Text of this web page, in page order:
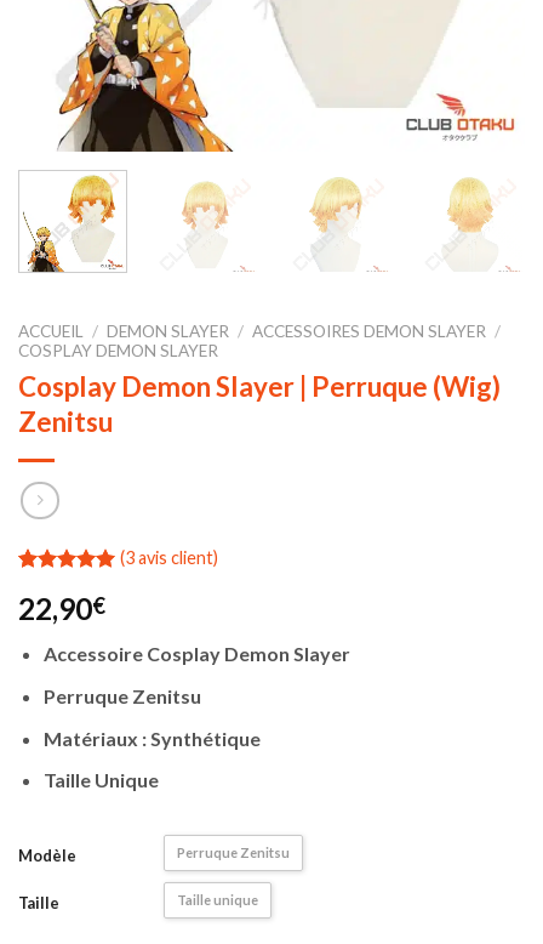
ACCUEIL / DEMON SLAYER / ACCESSOIRES DEMON SLAYER /
COSPLAY DEMON SLAYER
Cosplay Demon Slayer | Perruque (Wig)
Zenitsu
sur 5 basé
sur
notations
client
(3avis client)
22,90€
Accessoire Cosplay Demon Slayer
Perruque Zenitsu
Matériaux : Synthétique
Taille Unique
Modèle Perruque Zenitsu
Taille Taille unique